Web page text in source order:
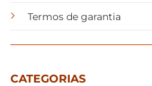
Termos de garantia
CATEGORIAS